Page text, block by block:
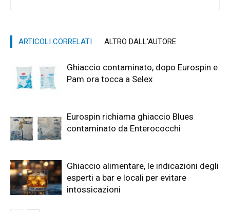
ARTICOLI CORRELATI ALTRO DALL'AUTORE
Ghiaccio contaminato, dopo Eurospin e
Pam ora tocca a Selex
Eurospin richiama ghiaccio Blues
contaminato da Enterococchi
Ghiaccio alimentare, le indicazioni degli
esperti a bar e locali per evitare
intossicazioni